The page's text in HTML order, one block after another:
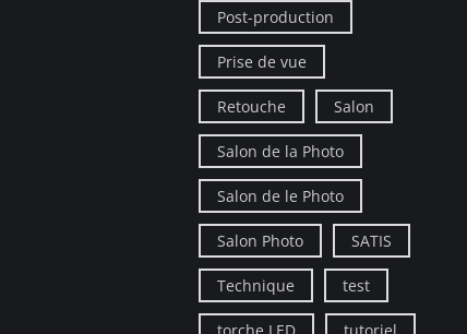
Post-production
Prise de vue
Retouche Salon
Salon de la Photo
Salon de le Photo
Salon Photo SATIS
Technique test
torche LED tutoriel